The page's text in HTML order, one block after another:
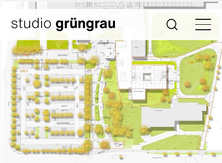
Zum
Inhalt
springen
Startseite Suche